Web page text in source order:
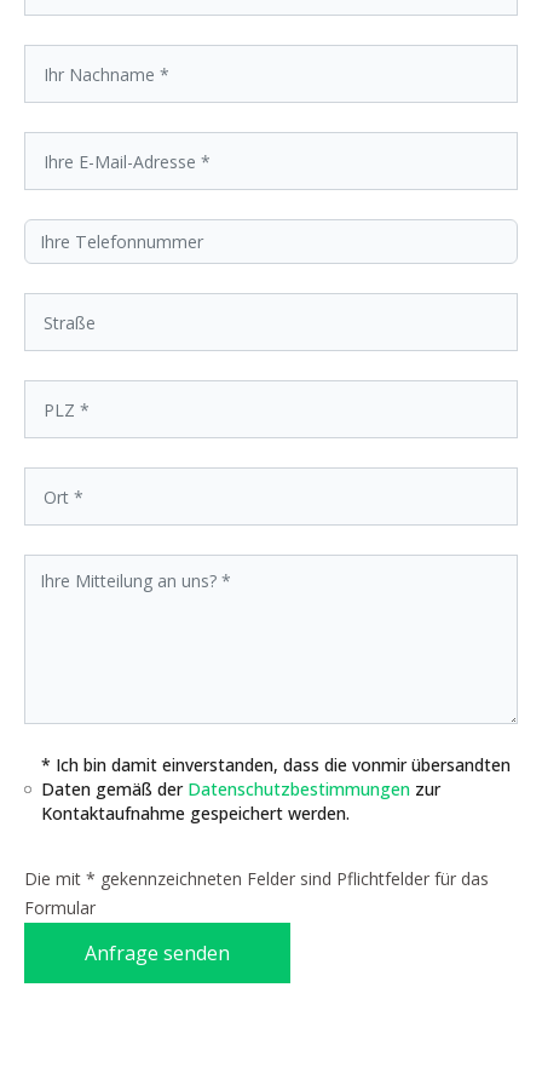
* Ich bin damit einverstanden, dass die vonmir übersandten
Daten gemäß der Datenschutzbestimmungen zur
Kontaktaufnahme gespeichert werden.
Die mit * gekennzeichneten Felder sind Pflichtfelder für das
Formular
Anfrage senden